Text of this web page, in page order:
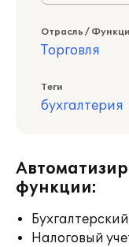
Отрасль /
Торговля
Теги
бухгалтерия
функции:
Налоговый